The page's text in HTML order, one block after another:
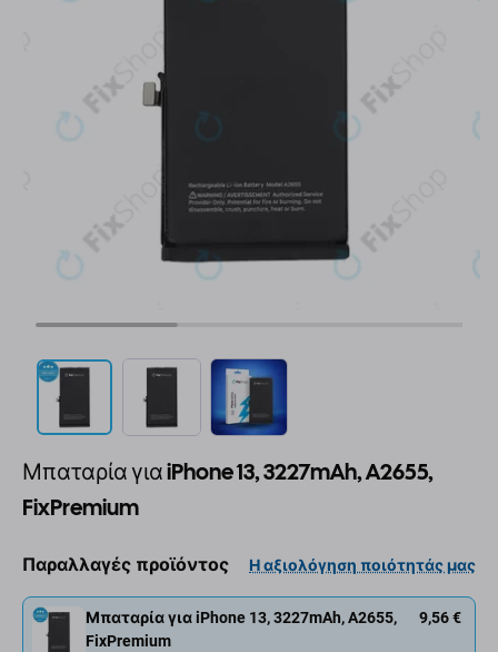
Μπαταρία για iPhone 13, 3227mAh, A2655,
FixPremium
Παραλλαγές προϊόντος Η αξιολόγηση ποιότητάς μας
Μπαταρία για iPhone 13, 3227mAh, A2655,
FixPremium
9,56 €